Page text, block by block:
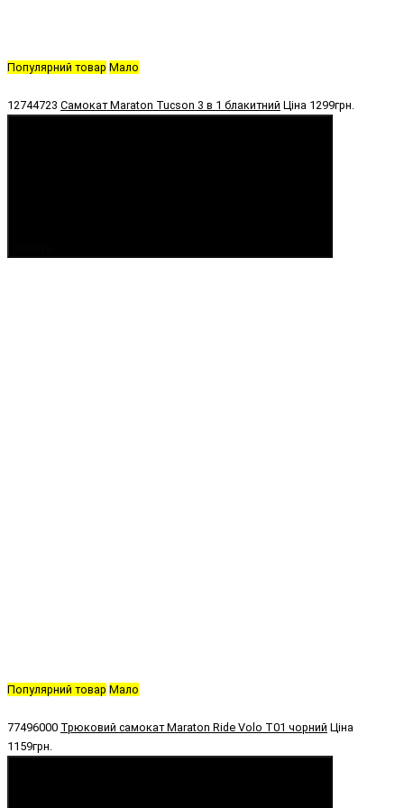
Популярний товар Мало
12744723 Самокат Maraton Tucson 3 в 1 блакитний Ціна 1299грн.
Популярний товар Мало
77496000 Трюковий самокат Maraton Ride Volo T01 чорний Ціна
1159грн.